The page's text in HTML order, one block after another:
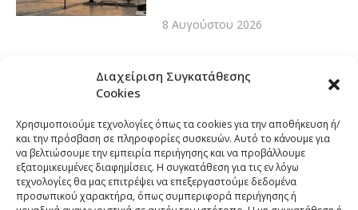
Διαχείριση Συγκατάθεσης
Cookies
Χρησιμοποιούμε τεχνολογίες όπως τα cookies για την αποθήκευση ή/
και την πρόσβαση σε πληροφορίες συσκευών. Αυτό το κάνουμε για
να βελτιώσουμε την εμπειρία περιήγησης και να προβάλλουμε
εξατομικευμένες διαφημίσεις. Η συγκατάθεση για τις εν λόγω
τεχνολογίες θα μας επιτρέψει να επεξεργαστούμε δεδομένα
προσωπικού χαρακτήρα, όπως συμπεριφορά περιήγησης ή
8 Αυγούστου 2026